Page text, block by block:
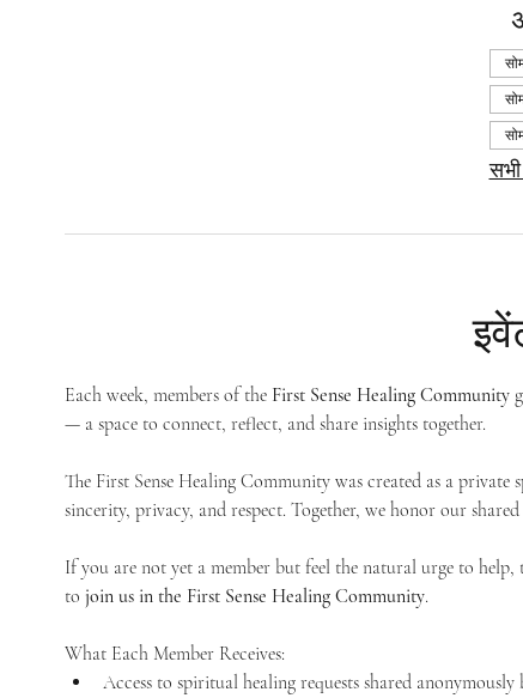
Each week, members of the First Sense Healing Community
— a space to connect, reflect, and share insights together.
The First Sense Healing Community was created as a
sincerity, privacy, and respect. Together, we honor our
If you are not yet a member but feel the natural urge to
to join us in the First Sense Healing Community.
What Each Member Receives:
Access to spiritual healing requests shared anonymously